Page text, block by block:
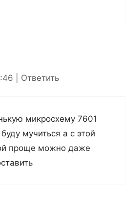
Ответить
микросхему 7601
мучиться а с этой
проще можно даже